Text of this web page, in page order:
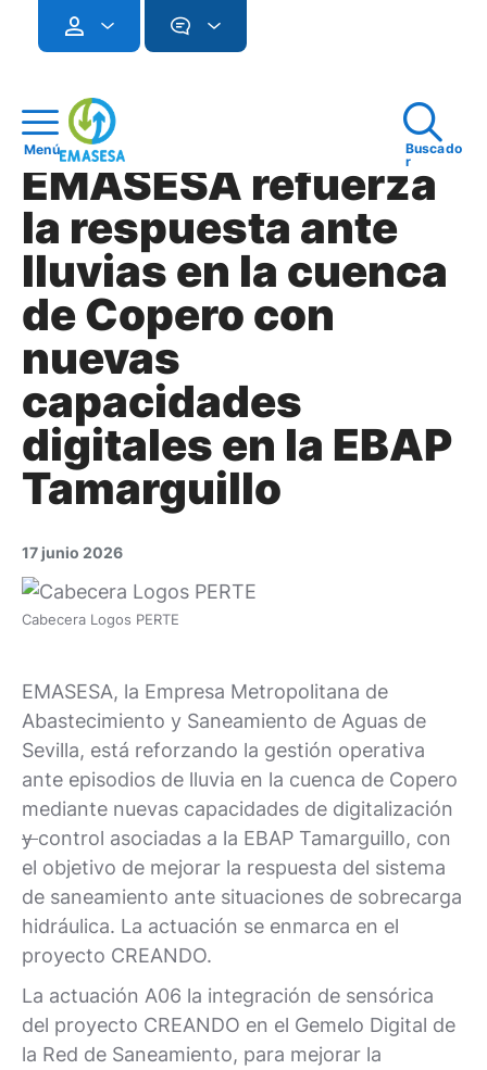
Menú
Buscado
r
EMASESA refuerza
la respuesta ante
lluvias en la cuenca
de Copero con
nuevas
capacidades
digitales en la EBAP
Tamarguillo
17 junio 2026
Cabecera Logos PERTE
EMASESA, la Empresa Metropolitana de
Abastecimiento y Saneamiento de Aguas de
Sevilla, está reforzando la gestión operativa
ante episodios de lluvia en la cuenca de Copero
mediante nuevas capacidades de digitalización
ycontrol asociadas a la EBAP Tamarguillo, con
el objetivo de mejorar la respuesta del sistema
de saneamiento ante situaciones de sobrecarga
hidráulica. La actuación se enmarca en el
proyecto CREANDO.
La actuación A06 la integración de sensórica
del proyecto CREANDO en el Gemelo Digital de
la Red de Saneamiento, para mejorar la